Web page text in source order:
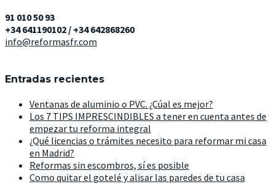
91 010 50 93
+34 641190102 / +34 642868260
info@reformasfr.com
Entradas recientes
Ventanas de aluminio o PVC. ¿Cúal es mejor?
Los 7 TIPS IMPRESCINDIBLES a tener en cuenta antes de
empezar tu reforma integral
¿Qué licencias o trámites necesito para reformar mi casa
en Madrid?
Reformas sin escombros, sí es posible
Como quitar el gotelé y alisar las paredes de tu casa